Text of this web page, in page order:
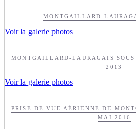
MONTGAILLARD-
Voir la galerie photos
MONTGAILLARD-LAURAGAIS
2013
Voir la galerie photos
PRISE DE VUE AÉRIENNE DE
MAI 2016